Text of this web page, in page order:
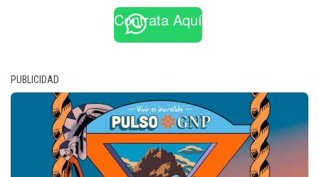
Contrata Aquí
PUBLICIDAD